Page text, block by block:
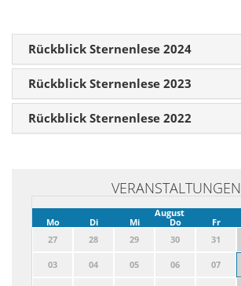
Rückblick Sternenlese 2024
Rückblick Sternenlese 2023
Rückblick Sternenlese 2022
VERANSTALTUNGEN
August
Mo
Di Mi Do Fr
27
28 29 30 31
03 04 05 06 07